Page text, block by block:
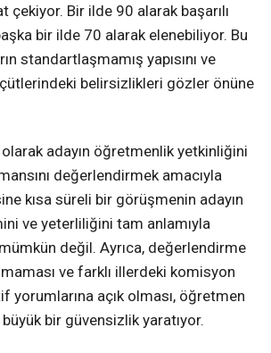
çekiyor. Bir ilde 90 alarak başarılı
bir ilde 70 alarak elenebiliyor. Bu
standartlaşmamış yapısını ve
belirsizlikleri gözler önüne
adayın öğretmenlik yetkinliğini
değerlendirmek amacıyla
kısa süreli bir görüşmenin adayın
ve yeterliliğini tam anlamıyla
değil. Ayrıca, değerlendirme
ve farklı illerdeki komisyon
yorumlarına açık olması, öğretmen
büyük bir güvensizlik yaratıyor.